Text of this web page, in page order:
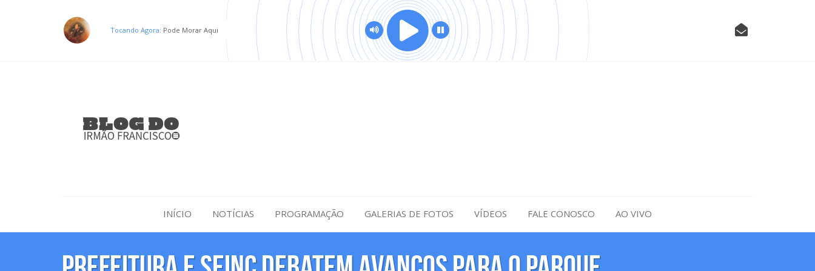
Tocando Agora: Pode Morar Aqui
INÍCIO NOTÍCIAS PROGRAMAÇÃO GALERIAS DE FOTOS VÍDEOS FALE CONOSCO AO VIVO